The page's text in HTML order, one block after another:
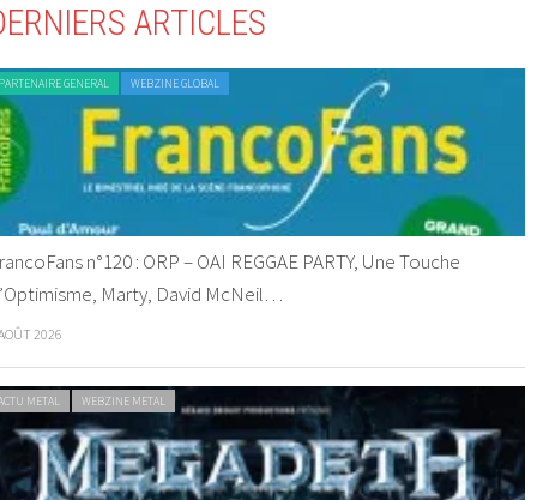
ARTICLES
GENERAL WEBZINE GLOBAL
n°120 : ORP – OAI REGGAE PARTY, Une Touche
Marty, David McNeil…
2026
METAL WEBZINE METAL